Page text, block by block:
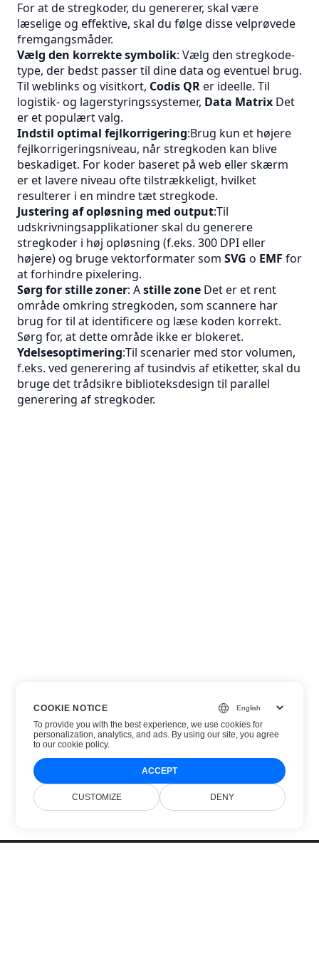
For at de stregkoder, du genererer, skal være
læselige og effektive, skal du følge disse velprøvede
fremgangsmåder.
Vælg den korrekte symbolik: Vælg den stregkode-
type, der bedst passer til dine data og eventuel brug.
Til weblinks og visitkort, Codis QRer ideelle. Til
logistik- og lagerstyringssystemer, Data Matrix Det
er et populært valg.
Indstil optimal fejlkorrigering:Brug kun et højere
fejlkorrigeringsniveau, når stregkoden kan blive
beskadiget. For koder baseret på web eller skærm
er et lavere niveau ofte tilstrækkeligt, hvilket
resulterer i en mindre tæt stregkode.
Justering af opløsning med output:Til
udskrivningsapplikationer skal du generere
stregkoder i høj opløsning (f.eks. 300 DPI eller
højere) og bruge vektorformater som SVG o EMF for
at forhindre pixelering.
Sørg for stille zoner: Astille zone Det er et rent
område omkring stregkoden, som scannere har
brug for til at identificere og læse koden korrekt.
Sørg for, at dette område ikke er blokeret.
Ydelsesoptimering:Til scenarier med stor volumen,
f.eks. ved generering af tusindvis af etiketter, skal du
bruge det trådsikre biblioteksdesign til parallel
generering af stregkoder.
COOKIE NOTICE
To provide you with the best experience, we use cookies for
personalization, analytics, and ads. By using our site, you agree
toour cookie policy.
ACCEPT
CUSTOMIZE DENY